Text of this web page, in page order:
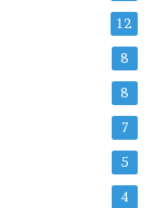
12
8
8
7
5
4